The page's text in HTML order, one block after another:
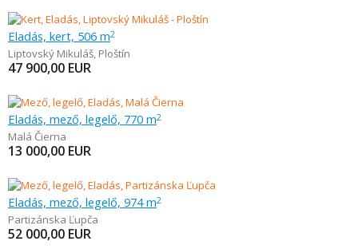
Eladás, kert, 506 m2
Liptovský Mikuláš, Ploštín
47 900,00 EUR
Eladás, mező, legelő, 770 m2
Malá Čierna
13 000,00 EUR
Eladás, mező, legelő, 974 m2
Partizánska Ľupča
52 000,00 EUR